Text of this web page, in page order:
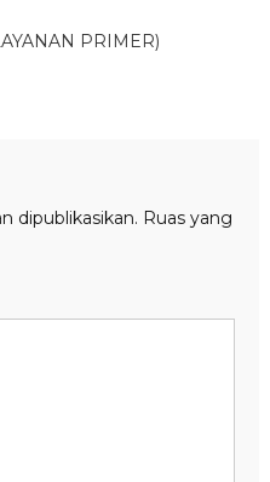
PRIMER)
dipublikasikan. Ruas yang